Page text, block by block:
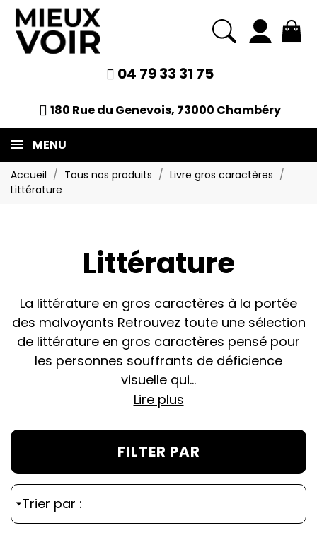
04 79 33 31 75
180 Rue du Genevois, 73000 Chambéry
MENU
Accueil Tous nos produits
Livre gros caractères
Littérature
Littérature
La littérature en gros caractères à la portée
des malvoyants Retrouvez toute une sélection
de littérature en gros caractères pensé pour
les personnes souffrants de déficience
visuelle qui...
Lire plus
FILTER PAR
Trier par :